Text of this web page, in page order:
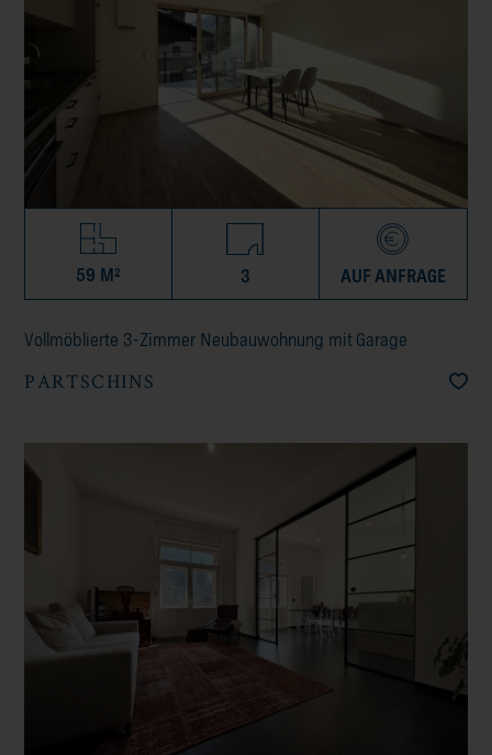
59 M² 3 AUF ANFRAGE
Vollmöblierte 3-Zimmer Neubauwohnung mit Garage
PARTSCHINS